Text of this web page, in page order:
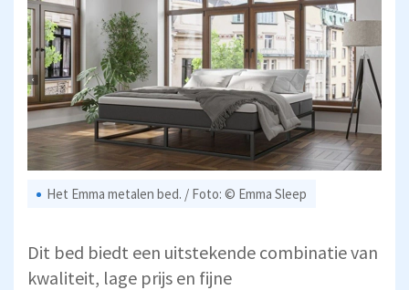
Het Emma metalen bed. / Foto: © Emma Sleep
Dit bed biedt een uitstekende combinatie van
kwaliteit, lage prijs en fijne